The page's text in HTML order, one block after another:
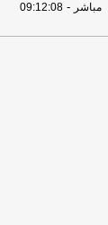
مباشر -
09:12:08